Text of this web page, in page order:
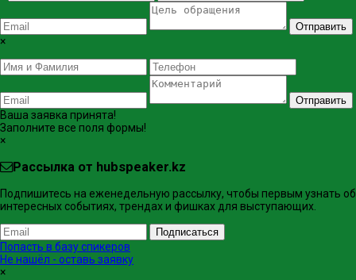
Отправить
×
Отправить
Ваша заявка принята!
Заполните все поля формы!
×
Рассылка от hubspeaker.kz
Подпишитесь на еженедельную рассылку, чтобы первым узнать об
интересных событиях, трендах и фишках ​для выступающих.
Подписаться
Попасть в базу спикеров
Не нашёл - оставь заявку
×